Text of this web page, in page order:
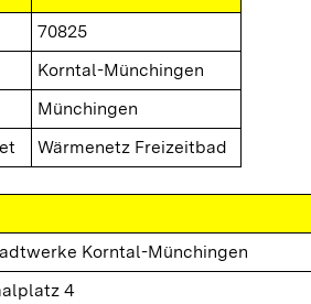
70825
Korntal-Münchingen
Münchingen
Wärmenetz Freizeitbad
Korntal-Münchingen
4